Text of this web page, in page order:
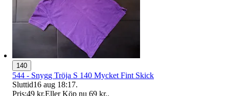
140
544 - Snygg Tröja S 140 Mycket Fint Skick
Sluttid16 aug 18:17.
Pris:49 kr,Eller Köp nu 69 kr,.